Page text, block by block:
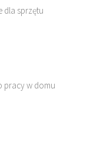
dla sprzętu
pracy w domu